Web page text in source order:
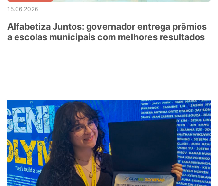
15.06.2026
Alfabetiza Juntos: governador entrega prêmios
a escolas municipais com melhores resultados